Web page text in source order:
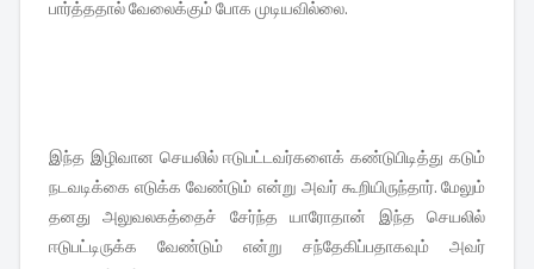
பார்த்ததால் வேலைக்கும் போக முடியவில்லை.
இந்த இழிவான செயலில் ஈடுபட்டவர்களைக் கண்டுபிடித்து கடும்
நடவடிக்கை எடுக்க வேண்டும் என்று அவர் கூறியிருந்தார். மேலும்
தனது அலுவலகத்தைச் சேர்ந்த யாரோதான் இந்த செயலில்
ஈடுபட்டிருக்க வேண்டும் என்று சந்தேகிப்பதாகவும் அவர்